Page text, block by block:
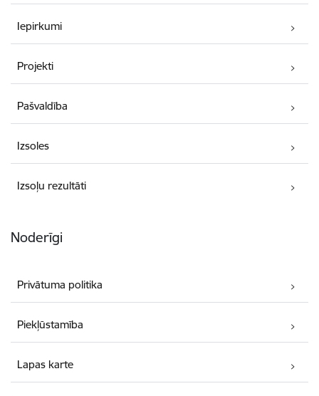
Iepirkumi
Projekti
Pašvaldība
Izsoles
Izsoļu rezultāti
Noderīgi
Privātuma politika
Piekļūstamība
Lapas karte